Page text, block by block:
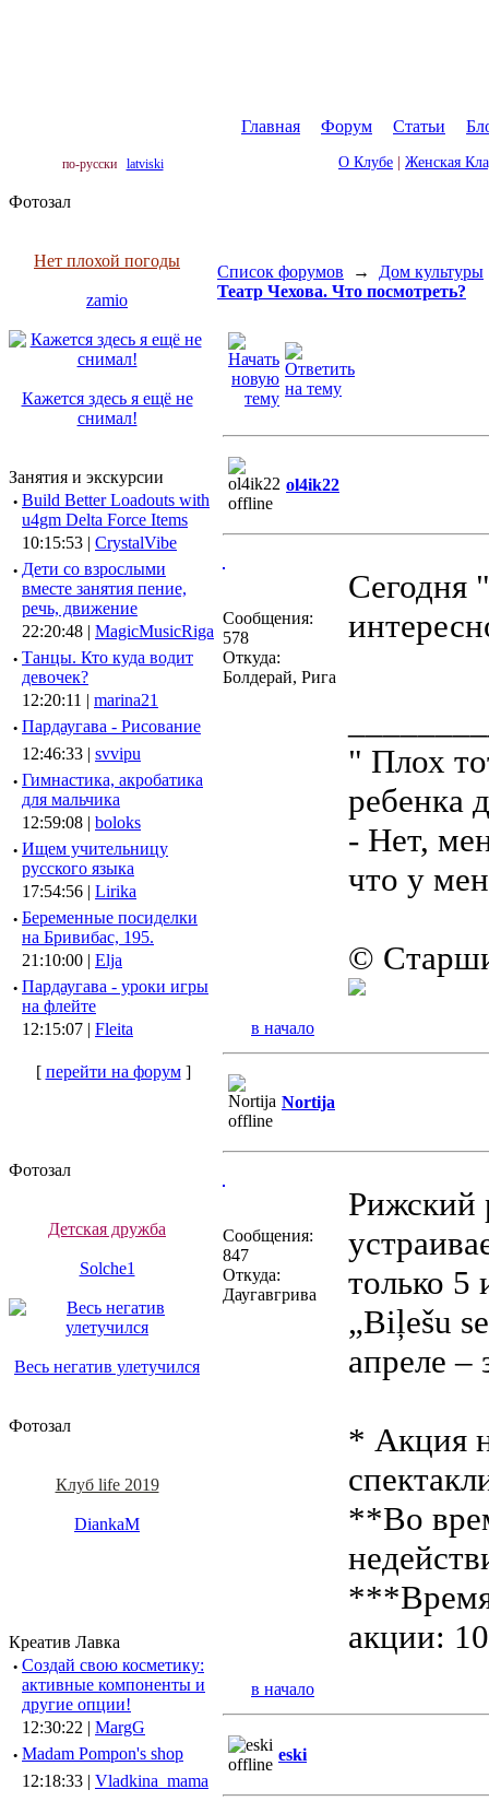
Главная Форум Статьи
по-русски latviski О Клубе Женская
Фотозал
Нет плохой погоды
zamio
Кажется здесь я ещё не
снимал!
Занятия и экскурсии
· Build Better Loadouts with
u4gm Delta Force Items
10:15:53 | CrystalVibe
· Дети со взрослыми
вместе занятия пение,
речь, движение
22:20:48 | MagicMusicRiga
· Танцы. Кто куда водит
девочек?
12:20:11 | marina21
· Пардаугава - Рисование
12:46:33 | svvipu
· Гимнастика, акробатика
для мальчика
12:59:08 | boloks
· Ищем учительницу
русского языка
17:54:56 | Lirika
· Беременные посиделки
на Бривибас, 195.
21:10:00 | Elja
· Пардаугава - уроки игры
на флейте
12:15:07 | Fleita
[ перейти на форум]
Фотозал
Детская дружба
Solche1
Весь негатив улетучился
Фотозал
Клуб life 2019
DiankaM
Креатив Лавка
· Создай свою косметику:
активные компоненты и
другие опции!
12:30:22 | MargG
· Madam Pompon's shop
12:18:33 | Vladkina_mama
Список форумов → Дом культуры
Театр Чехова. Что посмотреть?
ol4ik22
Сообщения:
578
Откуда:
Болдерай, Рига
Сегодня
" Плох
ребенка
- Нет,
что у
©
в начало
Nortija
Сообщения:
847
Откуда:
Даугавгрива
Рижский
только 5
„Biļešu
апреле –
* Акция
**Во
***Время
акции:
в начало
eski